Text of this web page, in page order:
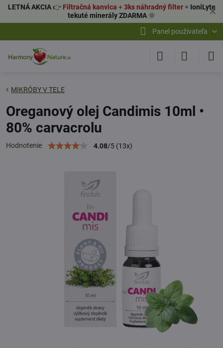
✕
LETNÁ AKCIA👉 Filtračná kanvica +3ks náhradný filter= IoniLyte
tekuté minerály ZDARMA 🌞
Panel používateľa
MIKRÓBY V TELE
Oreganový olej Candimis 10ml •
80% carvacrolu
Hodnotenie 4.08/5 (13x)